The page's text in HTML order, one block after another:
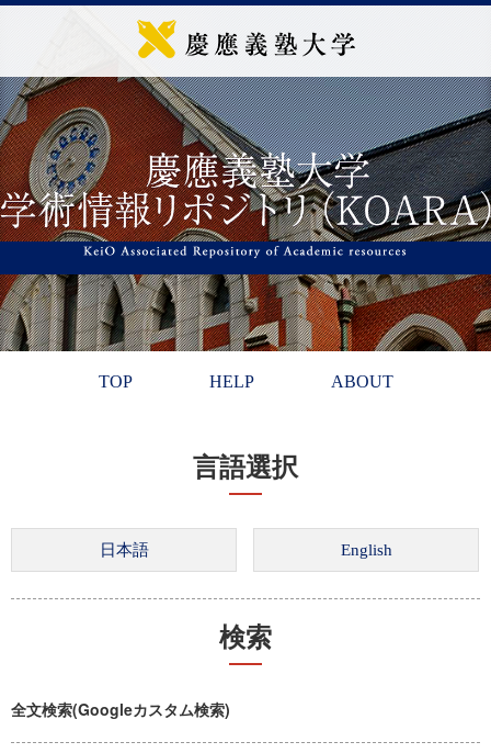
TOP HELP ABOUT
言語選択
検索
全文検索(Googleカスタム検索)